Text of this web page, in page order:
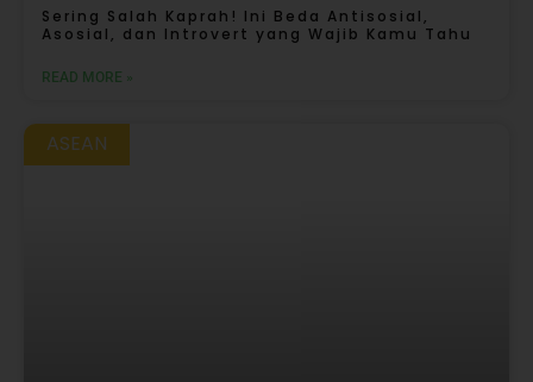
Sering Salah Kaprah! Ini Beda Antisosial,
Asosial, dan Introvert yang Wajib Kamu Tahu
READ MORE »
ASEAN